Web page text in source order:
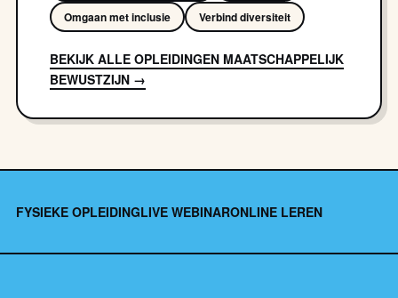
Omgaan met inclusie
Verbind diversiteit
BEKIJK ALLE OPLEIDINGEN MAATSCHAPPELIJK
BEWUSTZIJN →
FYSIEKE OPLEIDINGLIVE WEBINARONLINE LEREN